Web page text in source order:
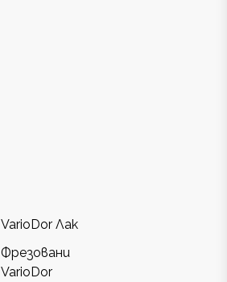
VarioDor Лак
Фрезовани
VarioDor